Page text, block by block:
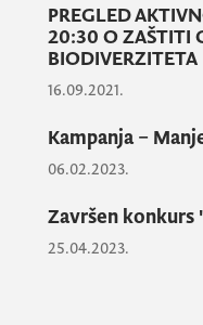
Rok za
decembar 2020.
PREGLED
20:30 O ZAŠTITI
BIODIVERZITETA
16.09.2021.
Kampanja –
06.02.2023.
Završen
25.04.2023.